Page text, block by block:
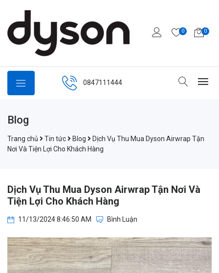
0 0
0847111444
Blog
Trang chủ Tin tức Blog
Dịch Vụ Thu Mua Dyson Airwrap Tận
Nơi Và Tiện Lợi Cho Khách Hàng
Dịch Vụ Thu Mua Dyson Airwrap Tận Nơi Và
Tiện Lợi Cho Khách Hàng
11/13/2024 8:46:50 AM Bình Luận